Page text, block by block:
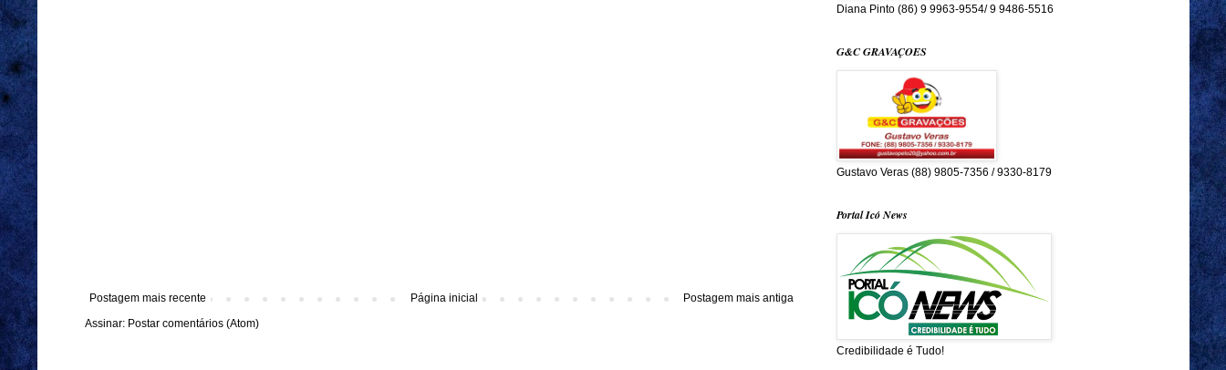
Postagem mais recente Postagem mais antiga
Página inicial
Assinar: Postar comentários (Atom)
Diana Pinto (86) 9 9963-9554/ 9 9486-5516
G&C GRAVAÇOES
Gustavo Veras (88) 9805-7356 / 9330-8179
Portal Icó News
Credibilidade é Tudo!